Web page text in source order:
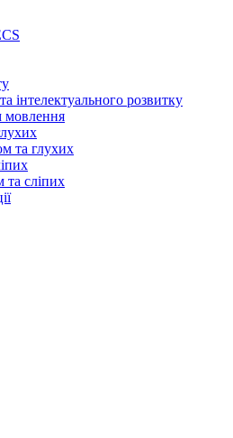
інтелектуального розвитку
та глухих
та сліпих